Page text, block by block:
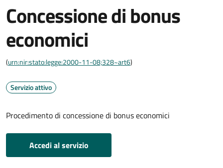
Concessione di bonus
economici
(urn:nir:stato:legge:2000-11-08;328~art6)
Servizio attivo
Procedimento di concessione di bonus economici
Accedi al servizio